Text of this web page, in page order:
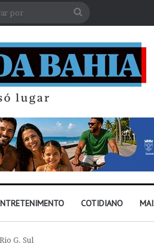
COTIDIANO
G. Sul